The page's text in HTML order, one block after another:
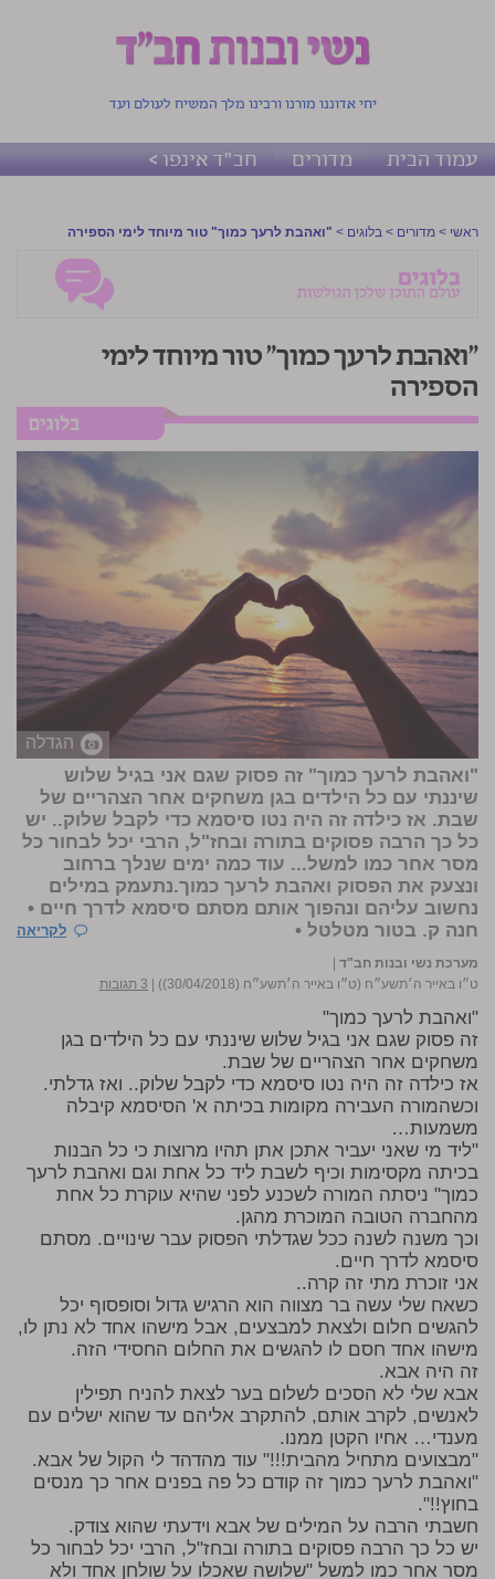
יחי אדוננו מורנו ורבינו מלך המשיח לעולם ועד
עמוד הבית מדורים חב"ד אינפו >
ראשי > מדורים > בלוגים > "ואהבת לרעך כמוך" טור מיוחד לימי הספירה
"ואהבת לרעך כמוך" טור מיוחד לימי
הספירה
הגדלה
"ואהבת לרעך כמוך" זה פסוק שגם אני בגיל שלוש
שיננתי עם כל הילדים בגן משחקים אחר הצהריים של
שבת. אז כילדה זה היה נטו סיסמא כדי לקבל שלוק.. יש
כל כך הרבה פסוקים בתורה ובחז"ל, הרבי יכל לבחור כל
מסר אחר כמו למשל... עוד כמה ימים שנלך ברחוב
ונצעק את הפסוק ואהבת לרעך כמוך.נתעמק במילים
נחשוב עליהם ונהפוך אותם מסתם סיסמא לדרך חיים •
חנה ק. בטור מטלטל •
לקריאה
מערכת נשי ובנות חב"ד
ט״ו באייר ה׳תשע״ח (ט״ו באייר ה׳תשע״ח (30/04/2018))
3 תגובות
"ואהבת לרעך כמוך"
זה פסוק שגם אני בגיל שלוש שיננתי עם כל הילדים בגן
משחקים אחר הצהריים של שבת.
אז כילדה זה היה נטו סיסמא כדי לקבל שלוק.. ואז גדלתי.
וכשהמורה העבירה מקומות בכיתה א' הסיסמא קיבלה
משמעות…
"ליד מי שאני יעביר אתכן אתן תהיו מרוצות כי כל הבנות
בכיתה מקסימות וכיף לשבת ליד כל אחת וגם ואהבת לרעך
כמוך" ניסתה המורה לשכנע לפני שהיא עוקרת כל אחת
מהחברה הטובה המוכרת מהגן.
וכך משנה לשנה ככל שגדלתי הפסוק עבר שינויים. מסתם
סיסמא לדרך חיים.
אני זוכרת מתי זה קרה..
כשאח שלי עשה בר מצווה הוא הרגיש גדול וסופסוף יכל
להגשים חלום ולצאת למבצעים, אבל מישהו אחד לא נתן לו,
מישהו אחד חסם לו להגשים את החלום החסידי הזה.
זה היה אבא.
אבא שלי לא הסכים לשלום בער לצאת להניח תפילין
לאנשים, לקרב אותם, להתקרב אליהם עד שהוא ישלים עם
מענדי… אחיו הקטן ממנו.
"מבצועים מתחיל מהבית!!!" עוד מהדהד לי הקול של אבא.
"ואהבת לרעך כמוך זה קודם כל פה בפנים אחר כך מנסים
בחוץ!!".
חשבתי הרבה על המילים של אבא וידעתי שהוא צודק.
יש כל כך הרבה פסוקים בתורה ובחז"ל, הרבי יכל לבחור כל
מסר אחר כמו למשל "שלושה שאכלו על שולחן אחד ולא